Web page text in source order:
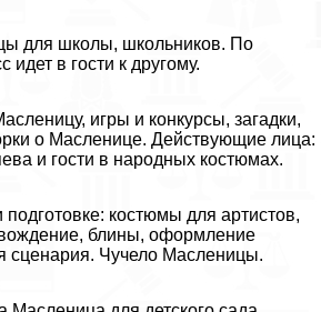
для школы, школьников. По
идет в гости к другому.
игры и конкурсы, загадки,
о Масленице. Действующие лица:
и гости в народных костюмах.
костюмы для артистов,
блины, оформление
сценария. Чучело Масленицы.